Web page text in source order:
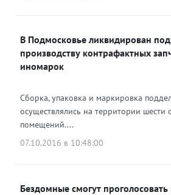
В Подмосковье ликвидирован
производству контрафактных
иномарок
Сборка, упаковка и маркировка
осуществлялись на территории шести
помещений....
07.10.2016 в 10:48:00
Бездомные смогут